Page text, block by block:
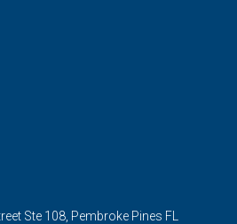
Ste 108, Pembroke Pines FL